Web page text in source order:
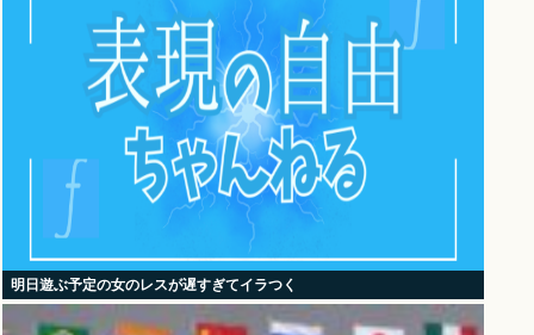
明日遊ぶ予定の女のレスが遅すぎてイラつく